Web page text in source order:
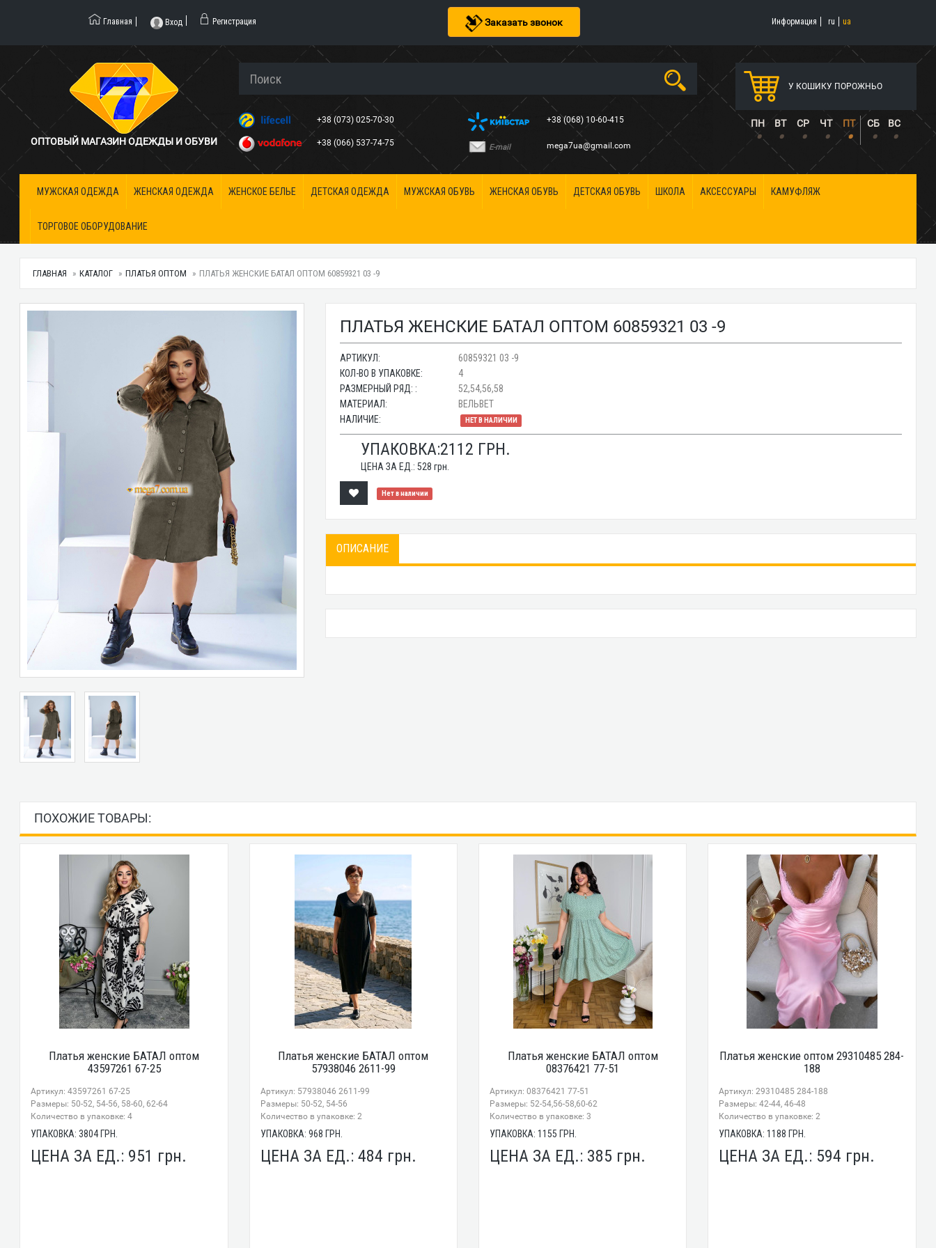
Заказать звонок
Главная Вход Регистрация Информация ru ua
ОПТОВЫЙ МАГАЗИН ОДЕЖДЫ И ОБУВИ
+38 (073) 025-70-30
+38 (066) 537-74-75
+38 (068) 10-60-415
E-mail mega7ua@gmail.com
У КОШИКУ ПОРОЖНЬО
ПН ВТ СР ЧТ ПТ СБ ВС
• • • • • • •
МУЖСКАЯ ОДЕЖДА ЖЕНСКАЯ ОДЕЖДА ЖЕНСКОЕ БЕЛЬЕ ДЕТСКАЯ ОДЕЖДА МУЖСКАЯ ОБУВЬ ЖЕНСКАЯ ОБУВЬ ДЕТСКАЯ ОБУВЬ ШКОЛА АКСЕССУАРЫ КАМУФЛЯЖ
ТОРГОВОЕ ОБОРУДОВАНИЕ
ГЛАВНАЯ КАТАЛОГ ПЛАТЬЯ ОПТОМ ПЛАТЬЯ ЖЕНСКИЕ БАТАЛ ОПТОМ 60859321 03 -9
ПЛАТЬЯ ЖЕНСКИЕ БАТАЛ ОПТОМ 60859321 03 -9
АРТИКУЛ:
60859321 03 -9
КОЛ-ВО В УПАКОВКЕ:
4
РАЗМЕРНЫЙ РЯД: :
52,54,56,58
МАТЕРИАЛ:
ВЕЛЬВЕТ
НАЛИЧИЕ:
НЕТ В НАЛИЧИИ
УПАКОВКА:2112 ГРН.
ЦЕНА ЗА ЕД.:528 грн.
Нет в наличии
ОПИСАНИЕ
ПОХОЖИЕ ТОВАРЫ:
Платья женские БАТАЛ оптом
43597261 67-25
Артикул: 43597261 67-25
Размеры: 50-52, 54-56, 58-60, 62-64
Количество в упаковке: 4
УПАКОВКА:3804 ГРН.
ЦЕНА ЗА ЕД.: 951 грн.
Платья женские БАТАЛ оптом
57938046 2611-99
Артикул: 57938046 2611-99
Размеры: 50-52, 54-56
Количество в упаковке: 2
УПАКОВКА: 968 ГРН.
ЦЕНА ЗА ЕД.: 484 грн.
Платья женские БАТАЛ оптом
08376421 77-51
Артикул: 08376421 77-51
Размеры: 52-54,56-58,60-62
Количество в упаковке: 3
УПАКОВКА: 1155 ГРН.
ЦЕНА ЗА ЕД.: 385 грн.
Платья женские оптом 29310485 284-
188
Артикул: 29310485 284-188
Размеры: 42-44, 46-48
Количество в упаковке: 2
УПАКОВКА:1188 ГРН.
ЦЕНА ЗА ЕД.: 594 грн.